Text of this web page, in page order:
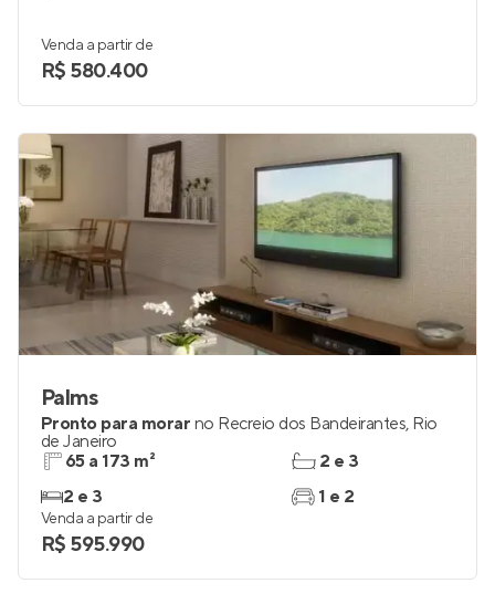
Venda a partir de
R$ 580.400
Palms
Pronto para morar no Recreio dos Bandeirantes, Rio
de Janeiro
65 a 173 m²
2 e 3
2 e 3
1 e 2
Venda a partir de
R$ 595.990